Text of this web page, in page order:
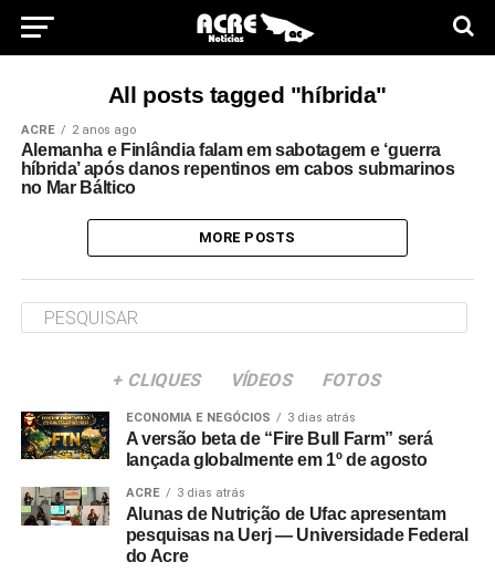
All posts tagged "híbrida"
ACRE 2 anos ago
Alemanha e Finlândia falam em sabotagem e ‘guerra
híbrida’ após danos repentinos em cabos submarinos
no Mar Báltico
MORE POSTS
+ CLIQUES VÍDEOS FOTOS
ECONOMIA E NEGÓCIOS 3 dias atrás
A versão beta de “Fire Bull Farm” será
lançada globalmente em 1º de agosto
ACRE 3 dias atrás
Alunas de Nutrição de Ufac apresentam
pesquisas na Uerj — Universidade Federal
do Acre